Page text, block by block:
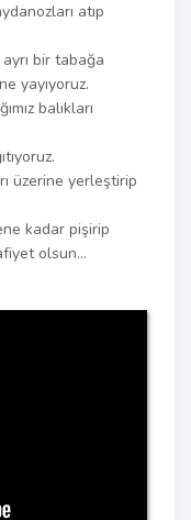
atıp
ayrı bir tabağa
yayıyoruz.
balıkları
üzerine yerleştirip
kadar pişirip
olsun…